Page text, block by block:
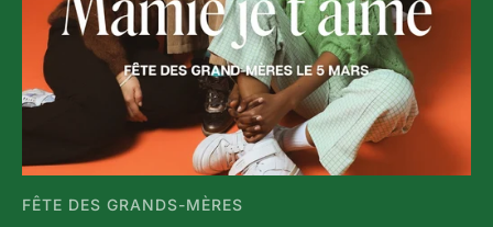
FÊTE DES GRANDS-MÈRES